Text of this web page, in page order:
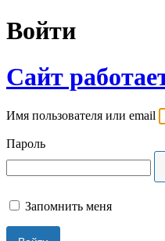
Войти
Сайт
Имя пользователя или email
Пароль
Запомнить меня